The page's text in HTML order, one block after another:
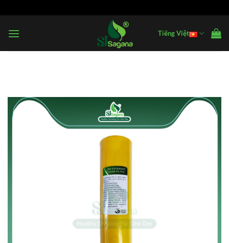
qua
nội
Tiếng Việt